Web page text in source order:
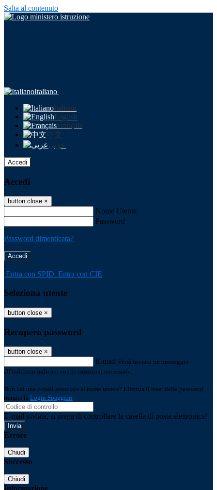
Salta al contenuto
Italiano
Italiano
English
Français
中文
عربى
Accedi
Accedi
button close ×
Nome Utente
Password
Password dimenticata?
-
Entra con SPID Entra con CIE
Seleziona utente
button close ×
Recupero password
button close ×
E-mail Verrà inviato un messaggio
all'indirizzo indicato con le istruzioni necessarie.
Non hai una e-mail associata al nome utente? Effettua il reset della password
tramite la Login Spaggiari
E-mail inviata, si prega di controllare la casella di posta elettronica!
Errore
Chiudi
Successo
Chiudi